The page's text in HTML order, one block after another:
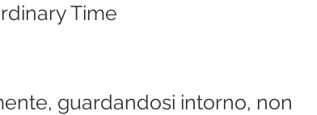
Time
guardandosi intorno, non